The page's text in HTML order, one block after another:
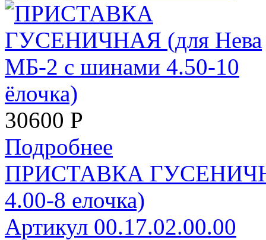
30600 Р
Подробнее
ПРИСТАВКА
4.00-8 елочка)
Артикул 00.17.02.00.00